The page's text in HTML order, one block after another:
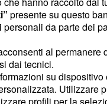
presente su questo
da parte dei
al
dai tecnici.
su
Utilizzare